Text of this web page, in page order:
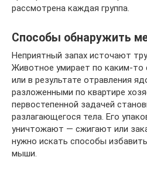
рассмотрена каждая группа.
Способы обнаружить
Неприятный запах источают
Животное умирает по каким-то
или в результате отравления
разложенными по квартире
первостепенной задачей
разлагающегося тела. Его
уничтожают — сжигают или
нужно искать способы
мыши.